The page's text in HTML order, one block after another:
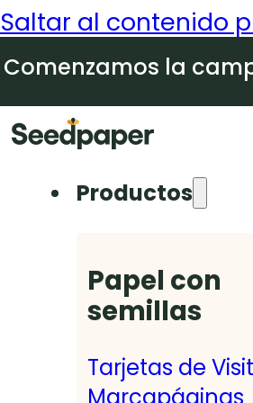
Saltar al contenido
Comenzamos la
Productos
Papel con
semillas
Tarjetas de